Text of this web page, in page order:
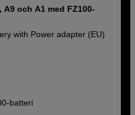
och A1 med FZ100-
with Power adapter (EU)
batteri